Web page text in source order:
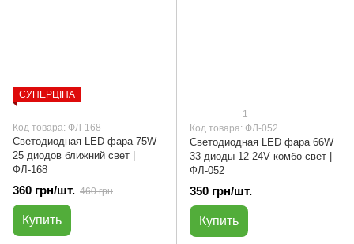
СУПЕРЦІНА
Код товара: ФЛ-168
Светодиодная LED фара 75W
25 диодов ближний свет |
ФЛ-168
360 грн/шт. 460 грн
Купить
1
Код товара: ФЛ-052
Светодиодная LED фара 66W
33 диоды 12-24V комбо свет |
ФЛ-052
350 грн/шт.
Купить